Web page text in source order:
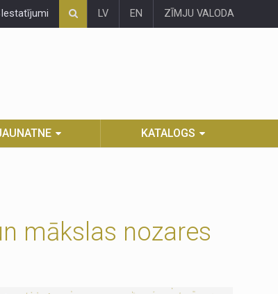
Iestatījumi LV EN ZĪMJU VALODA
KATALOGS
mākslas nozares